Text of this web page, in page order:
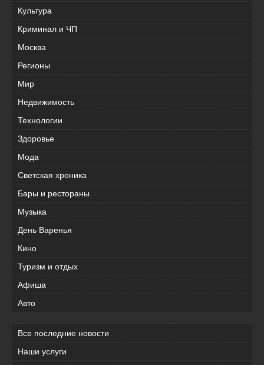
Культура
Криминал и ЧП
Москва
Регионы
Мир
Недвижимость
Технологии
Здоровье
Мода
Светская хроника
Бары и рестораны
Музыка
День Варенья
Кино
Туризм и отдых
Афиша
Авто
Все последние новости
Наши услуги